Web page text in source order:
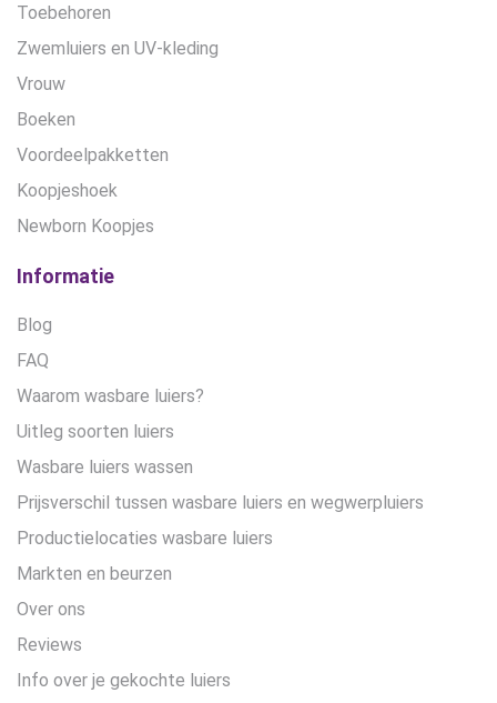
Toebehoren
Zwemluiers en UV-kleding
Vrouw
Boeken
Voordeelpakketten
Koopjeshoek
Newborn Koopjes
Informatie
Blog
FAQ
Waarom wasbare luiers?
Uitleg soorten luiers
Wasbare luiers wassen
Prijsverschil tussen wasbare luiers en wegwerpluiers
Productielocaties wasbare luiers
Markten en beurzen
Over ons
Reviews
Info over je gekochte luiers